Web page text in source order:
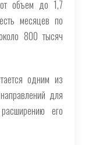
объем до 1,7
месяцев по
800 тысяч
одним из
для
его